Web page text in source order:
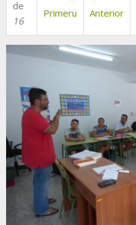
de
16
Primeru
Anterior